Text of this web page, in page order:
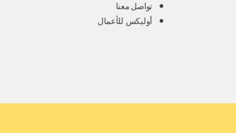
تواصل معنا
أوليكس للأعمال